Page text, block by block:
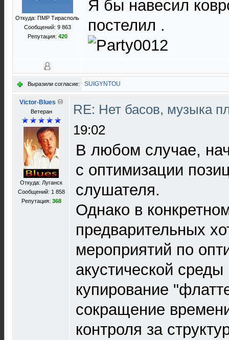
Откуда: ПМР Тирасполь
Сообщений: 9 863
Репутация: 420
Я бы навесил
постелил .
Выразили согласие: SUIGYNTOU
Victor-Blues
Ветеран
Откуда: Луганск
Сообщений: 1 858
Репутация: 368
RE: Нет басов, музыка
19:02
В любом случае,
с оптимизации
слушателя.
Однако в
предварительных
мероприятий по
акустической
купирование
сокращение
контроля за